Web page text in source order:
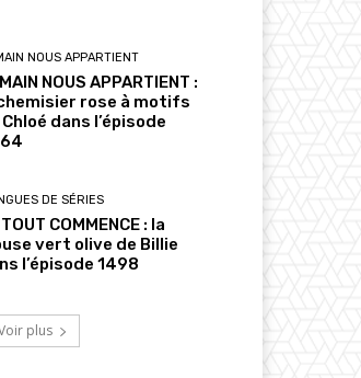
NOUS APPARTIENT
NOUS APPARTIENT :
rose à motifs
dans l’épisode
DE SÉRIES
COMMENCE : la
vert olive de Billie
l’épisode 1498
plus